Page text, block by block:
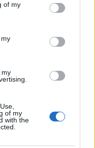
You may click to
its third-party tags to
in below Google
of my
my
of my
with the
de Luis Gallego
cap de setmana
no volen dependre
permanència a la
sobre del
es va